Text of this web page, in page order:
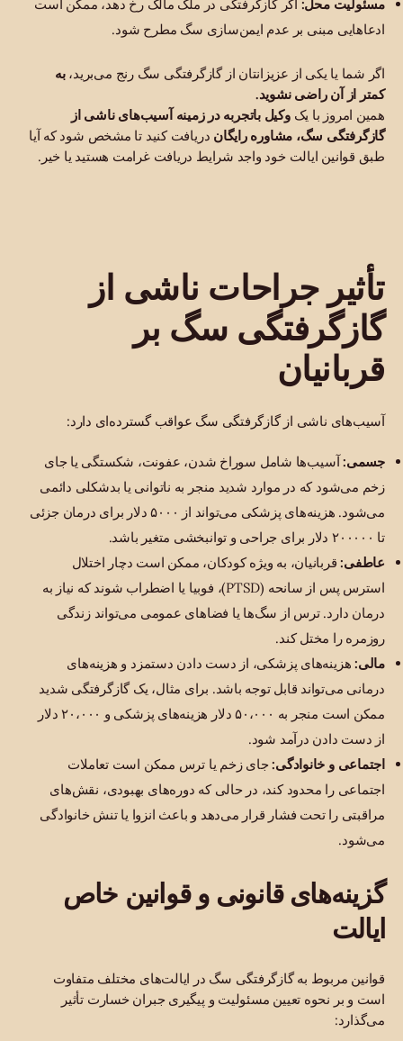
مسئولیت محل: اگر گازگرفتگی در ملک مالک رخ دهد، ممکن است
ادعاهایی مبنی بر عدم ایمن‌سازی سگ مطرح شود.
اگر شما یا یکی از عزیزانتان از گازگرفتگی سگ رنج می‌برید،به
کمتر از آن راضی نشوید.
همین امروز با یکوکیل باتجربه در زمینه آسیب‌های ناشی از
گازگرفتگی سگ، مشاوره رایگان دریافت کنید تا مشخص شود که آیا
طبق قوانین ایالت خود واجد شرایط دریافت غرامت هستید یا خیر.
تأثیر جراحات ناشی از
گازگرفتگی سگ بر
قربانیان
آسیب‌های ناشی از گازگرفتگی سگ عواقب گسترده‌ای دارد:
جسمی:آسیب‌ها شامل سوراخ شدن، عفونت، شکستگی یا جای
زخم می‌شود که در موارد شدید منجر به ناتوانی یا بدشکلی دائمی
می‌شود. هزینه‌های پزشکی می‌تواند از ۵۰۰۰ دلار برای درمان جزئی
تا ۲۰۰۰۰۰ دلار برای جراحی و توانبخشی متغیر باشد.
عاطفی:قربانیان، به ویژه کودکان، ممکن است دچار اختلال
استرس پس از سانحه (PTSD)، فوبیا یا اضطراب شوند که نیاز به
درمان دارد. ترس از سگ‌ها یا فضاهای عمومی می‌تواند زندگی
روزمره را مختل کند.
مالی:هزینه‌های پزشکی، از دست دادن دستمزد و هزینه‌های
درمانی می‌تواند قابل توجه باشد. برای مثال، یک گازگرفتگی شدید
ممکن است منجر به ۵۰،۰۰۰ دلار هزینه‌های پزشکی و ۲۰،۰۰۰ دلار
از دست دادن درآمد شود.
اجتماعی و خانوادگی:جای زخم یا ترس ممکن است تعاملات
اجتماعی را محدود کند، در حالی که دوره‌های بهبودی، نقش‌های
مراقبتی را تحت فشار قرار می‌دهد و باعث انزوا یا تنش خانوادگی
می‌شود.
گزینه‌های قانونی و قوانین خاص
ایالت
قوانین مربوط به گازگرفتگی سگ در ایالت‌های مختلف متفاوت
است و بر نحوه تعیین مسئولیت و پیگیری جبران خسارت تأثیر
می‌گذارد: